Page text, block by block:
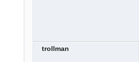
trollman